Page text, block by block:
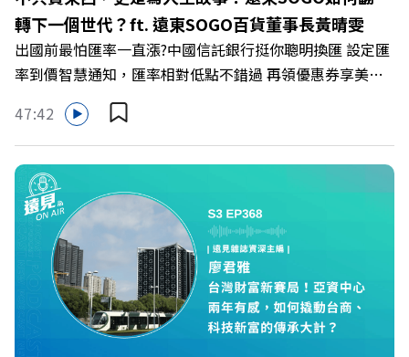
https://bit.ly/3AjBWNV YT：https://bit.ly/38jNi9k
Powered by Firstory Hosting
轉下一個世代？ft. 遠東SOGO百貨董事長黃晴雯
出國前最怕匯率一直漲?中國信託銀行挺你聰明換匯 設定匯
率到價智慧通知，匯率相對低點不錯過 再領優惠券享美金
最高減3分等優惠 立即設定： https://fstry.pse.is/9d7lr7
投資外幣如幣別轉換可能產生匯兌損失，應評估涉及自身情
況審慎投資。 完整注意事項詳見網站資訊。 —— 以上為
Firstory Podcast 廣告 —— 在永續減碳、綠色消費與友善
職場的變革浪潮下，傳統大流量、高耗能的百貨零售業該如
何轉型突圍？ 本集《遠見ON AIR》邀請到遠東SOGO百貨
董事長黃晴雯，帶你解析遠東SOGO如何透過戰略布局，打
造出兼顧企業獲利與社會共好的綠色零售新契機！ 🔺如何
從單純百貨專櫃轉型為有溫度的利他平台？ 🔺最難節能的
零售業如何落實「EP100」能效倍增計畫？ 🔺成功推動育
嬰留停、男同仁樂意成家！驚豔業界的「生育代理人制度」
47:42